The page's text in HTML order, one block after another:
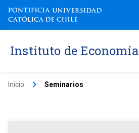
Instituto de Economía
Inicio keyboard_arrow_right Seminarios